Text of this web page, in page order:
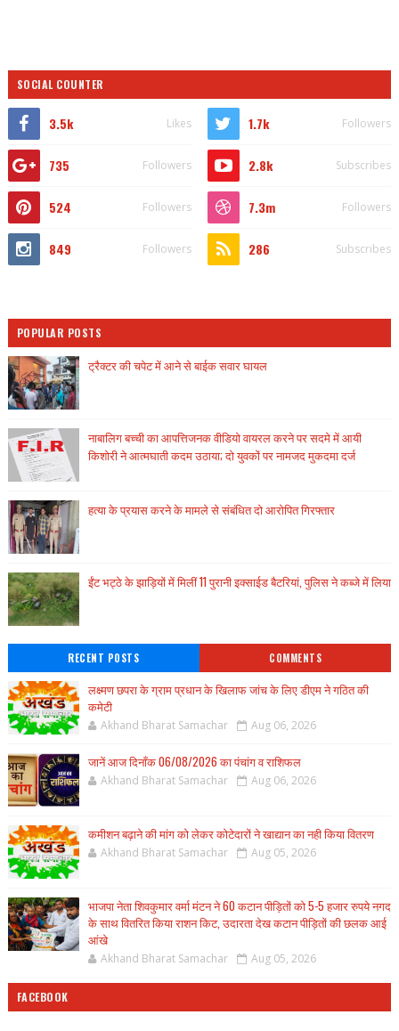
SOCIAL COUNTER
3.5k Likes 1.7k Followers
735 Followers 2.8k Subscribes
524 Followers 7.3m Followers
849 Followers 286 Subscribes
POPULAR POSTS
ट्रैक्टर की चपेट में आने से बाईक सवार घायल
नाबालिग बच्ची का आपत्तिजनक वीडियो वायरल करने पर सदमे में आयी
किशोरी ने आत्मघाती कदम उठाया; दो युवकों पर नामजद मुकदमा दर्ज
हत्या के प्रयास करने के मामले से संबंधित दो आरोपित गिरफ्तार
ईंट भट्ठे के झाड़ियों में मिलीं 11 पुरानी इक्साईड बैटरियां, पुलिस ने कब्जे में लिया
RECENT POSTS COMMENTS
लक्ष्मण छपरा के ग्राम प्रधान के खिलाफ जांच के लिए डीएम ने गठित की
कमेटी
Akhand Bharat Samachar Aug 06, 2026
जानें आज दिनाँक 06/08/2026 का पंचांग व राशिफल
Akhand Bharat Samachar Aug 06, 2026
कमीशन बढ़ाने की मांग को लेकर कोटेदारों ने खाद्यान का नही किया वितरण
Akhand Bharat Samachar Aug 05, 2026
भाजपा नेता शिवकुमार वर्मा मंटन ने 60 कटान पीड़ितों को 5-5 हजार रुपये नगद
के साथ वितरित किया राशन किट, उदारता देख कटान पीड़ितों की छलक आई
आंखे
Akhand Bharat Samachar Aug 05, 2026
FACEBOOK